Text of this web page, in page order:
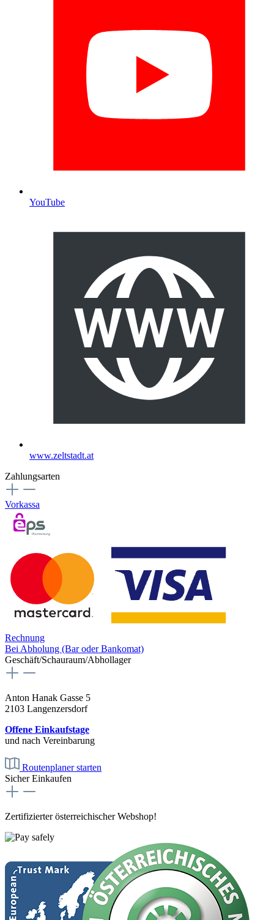
YouTube
www.zeltstadt.at
Zahlungsarten
Vorkassa
Rechnung
Bei Abholung (Bar oder Bankomat)
Geschäft/Schauraum/Abhollager
Anton Hanak Gasse 5
2103 Langenzersdorf
Offene Einkaufstage
und nach Vereinbarung
Routenplaner starten
Sicher Einkaufen
Zertifizierter österreichischer Webshop!